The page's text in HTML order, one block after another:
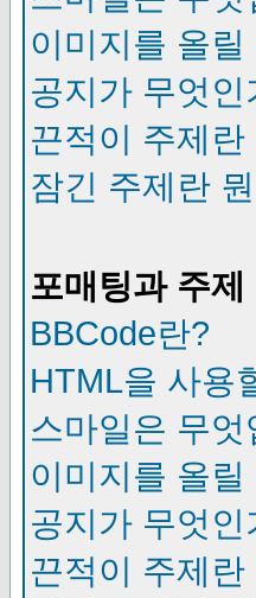
이미지를 올
공지가 무엇인
끈적이 주제
잠긴 주제란
포매팅과 주제
BBCode란?
HTML을 사용
스마일은 무엇
이미지를 올
공지가 무엇인
끈적이 주제